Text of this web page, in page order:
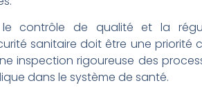
contrôle de qualité et la
sanitaire doit être une priorité
inspection rigoureuse des
dans le système de santé.